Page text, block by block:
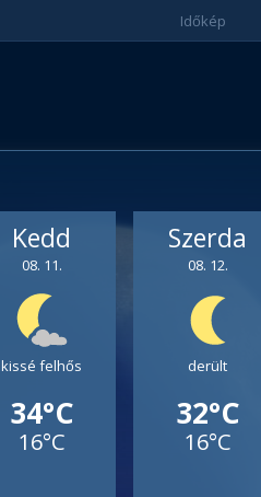
Időkép
Kedd
08. 11.
kissé felhős
34°C
16°C
Szerda
08. 12.
derült
32°C
16°C